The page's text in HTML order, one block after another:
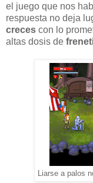
el juego que nos
respuesta no deja
creces con lo
altas dosis de
Liarse a palos